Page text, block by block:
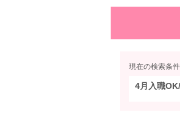
現在の検索条件
4月入職